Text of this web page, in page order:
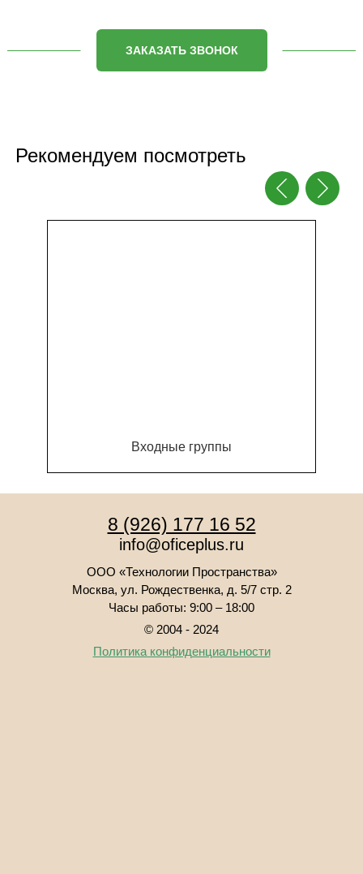
ЗАКАЗАТЬ ЗВОНОК
Рекомендуем посмотреть
Входные группы
8 (926) 177 16 52
info@oficeplus.ru
ООО «Технологии Пространства»
Москва, ул. Рождественка, д. 5/7 стр. 2
Часы работы: 9:00 – 18:00
© 2004 - 2024
Политика конфиденциальности